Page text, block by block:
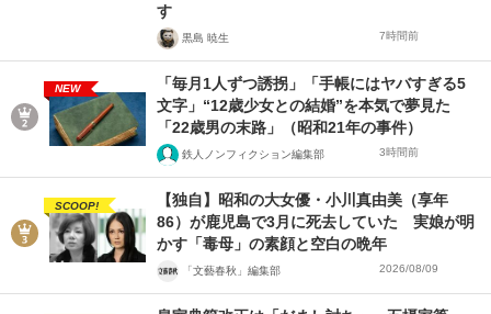
す
黒島 暁生 7時間前
NEW
「毎月1人ずつ誘拐」「手帳にはヤバすぎる5
文字」“12歳少女との結婚”を本気で夢見た
「22歳男の末路」（昭和21年の事件）
鉄人ノンフィクション編集部 3時間前
SCOOP!
【独自】昭和の大女優・小川真由美（享年
86）が鹿児島で3月に死去していた 実娘が明
かす「毒母」の素顔と空白の晩年
「文藝春秋」編集部 2026/08/09